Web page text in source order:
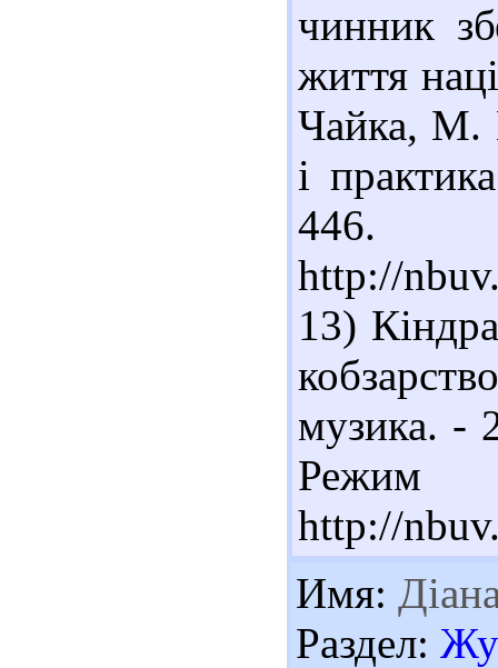
чинник
життя
Чайка, М.
і
446.
http://
13)
музика. -
http://
Имя:
Раздел: